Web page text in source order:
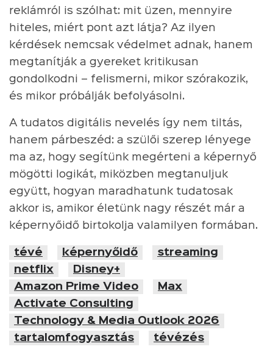
reklámról is szólhat: mit üzen, mennyire
hiteles, miért pont azt látja? Az ilyen
kérdések nemcsak védelmet adnak, hanem
megtanítják a gyereket kritikusan
gondolkodni – felismerni, mikor szórakozik,
és mikor próbálják befolyásolni.
A tudatos digitális nevelés így nem tiltás,
hanem párbeszéd: a szülői szerep lényege
ma az, hogy segítünk megérteni a képernyő
mögötti logikát, miközben megtanuljuk
együtt, hogyan maradhatunk tudatosak
akkor is, amikor életünk nagy részét már a
képernyőidő birtokolja valamilyen formában.
tévé képernyőidő
streaming
netflix
Disney+
Amazon Prime Video
Max
Activate Consulting
Technology & Media Outlook 2026
tartalomfogyasztás
tévézés